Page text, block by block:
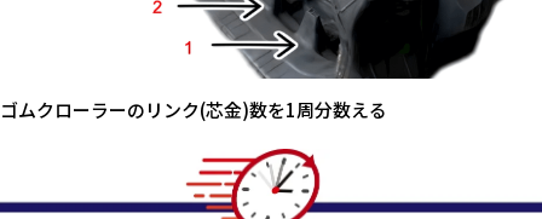
ゴムクローラーのリンク(芯金)数を1周分数える